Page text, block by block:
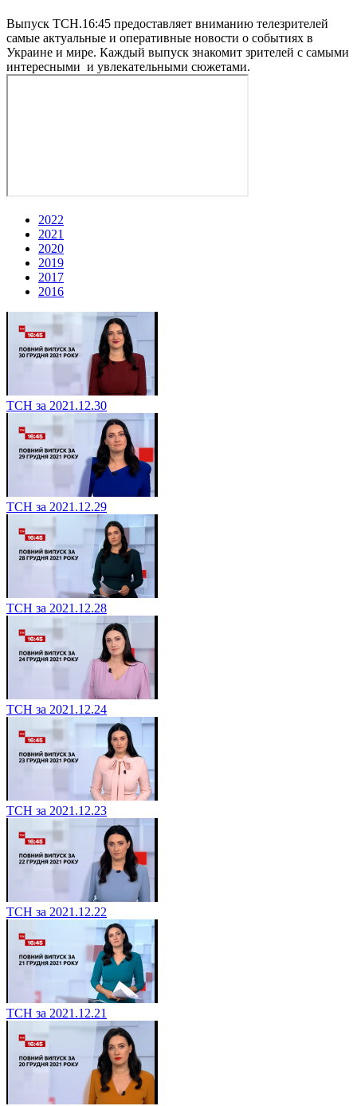
Выпуск ТСН.16:45 предоставляет вниманию телезрителей
самые актуальные и оперативные новости о событиях в
Украине и мире. Каждый выпуск знакомит зрителей с самыми
интересными и увлекательными сюжетами.
2022
2021
2020
2019
2017
2016
ТСН за 2021.12.30
ТСН за 2021.12.29
ТСН за 2021.12.28
ТСН за 2021.12.24
ТСН за 2021.12.23
ТСН за 2021.12.22
ТСН за 2021.12.21